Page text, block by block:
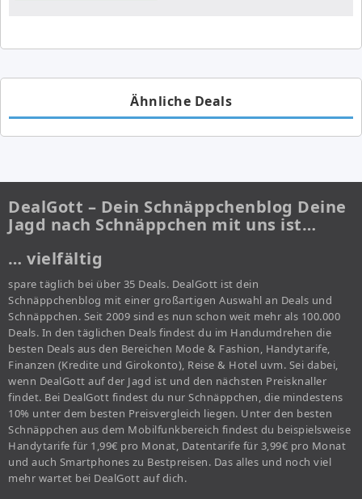
Ähnliche Deals
DealGott – Dein Schnäppchenblog Deine
Jagd nach Schnäppchen mit uns ist…
… vielfältig
spare täglich bei über 35 Deals. DealGott ist dein
Schnäppchenblog mit einer großartigen Auswahl an Deals und
Schnäppchen. Seit 2009 sind es nun schon weit mehr als 100.000
Deals. In den täglichen Deals findest du im Handumdrehen die
besten Deals aus den Bereichen Mode & Fashion, Handytarife,
Finanzen (Kredite und Girokonto), Reise & Hotel uvm. Sei dabei,
wenn DealGott auf der Jagd ist und den nächsten Preisknaller
findet. Bei DealGott findest du nur Schnäppchen, die mindestens
10% unter dem besten Preisvergleich liegen. Unter den besten
Schnäppchen aus dem Mobilfunkbereich findest du beispielsweise
Handytarife für 1,99€ pro Monat, Datentarife für 3,99€ pro Monat
und auch Smartphones zu Bestpreisen. Das alles und noch viel
mehr wartet bei DealGott auf dich.